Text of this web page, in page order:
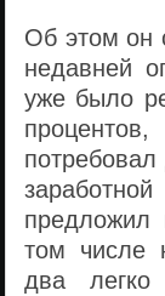
Об этом он
недавней
уже было
предложил
том числе
два легко